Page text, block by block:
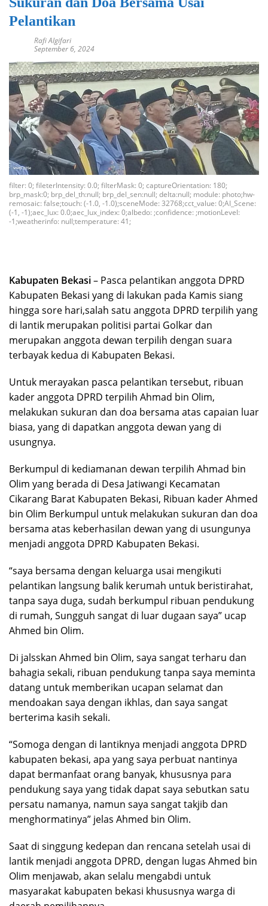
Pelantikan
Rafi Algifari
September 6, 2024
filter: 0; fileterIntensity: 0.0; filterMask: 0; captureOrientation: 180;
brp_mask:0; brp_del_th:null; brp_del_sen:null; delta:null; module: photo;hw-
remosaic: false;touch: (-1.0, -1.0);sceneMode: 32768;cct_value: 0;AI_Scene:
(-1, -1);aec_lux: 0.0;aec_lux_index: 0;albedo: ;confidence: ;motionLevel:
-1;weatherinfo: null;temperature: 41;
Kabupaten Bekasi– Pasca pelantikan anggota DPRD
Kabupaten Bekasi yang di lakukan pada Kamis siang
hingga sore hari,salah satu anggota DPRD terpilih yang
di lantik merupakan politisi partai Golkar dan
merupakan anggota dewan terpilih dengan suara
terbayak kedua di Kabupaten Bekasi.
Untuk merayakan pasca pelantikan tersebut, ribuan
kader anggota DPRD terpilih Ahmad bin Olim,
melakukan sukuran dan doa bersama atas capaian luar
biasa, yang di dapatkan anggota dewan yang di
usungnya.
Berkumpul di kediamanan dewan terpilih Ahmad bin
Olim yang berada di Desa Jatiwangi Kecamatan
Cikarang Barat Kabupaten Bekasi, Ribuan kader Ahmed
bin Olim Berkumpul untuk melakukan sukuran dan doa
bersama atas keberhasilan dewan yang di usungunya
menjadi anggota DPRD Kabupaten Bekasi.
“saya bersama dengan keluarga usai mengikuti
pelantikan langsung balik kerumah untuk beristirahat,
tanpa saya duga, sudah berkumpul ribuan pendukung
di rumah, Sungguh sangat di luar dugaan saya” ucap
Ahmed bin Olim.
Di jalsskan Ahmed bin Olim, saya sangat terharu dan
bahagia sekali, ribuan pendukung tanpa saya meminta
datang untuk memberikan ucapan selamat dan
mendoakan saya dengan ikhlas, dan saya sangat
berterima kasih sekali.
“Somoga dengan di lantiknya menjadi anggota DPRD
kabupaten bekasi, apa yang saya perbuat nantinya
dapat bermanfaat orang banyak, khususnya para
pendukung saya yang tidak dapat saya sebutkan satu
persatu namanya, namun saya sangat takjib dan
menghormatinya” jelas Ahmed bin Olim.
Saat di singgung kedepan dan rencana setelah usai di
lantik menjadi anggota DPRD, dengan lugas Ahmed bin
Olim menjawab, akan selalu mengabdi untuk
masyarakat kabupaten bekasi khususnya warga di